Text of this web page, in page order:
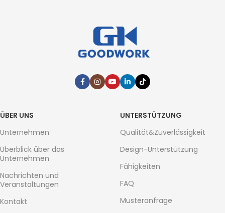
ÜBER UNS
Unternehmen
Überblick über das
Unternehmen
Nachrichten und
Veranstaltungen
Kontakt
UNTERSTÜTZUNG
Qualität&Zuverlässigkeit
Design-Unterstützung
Fähigkeiten
FAQ
Musteranfrage